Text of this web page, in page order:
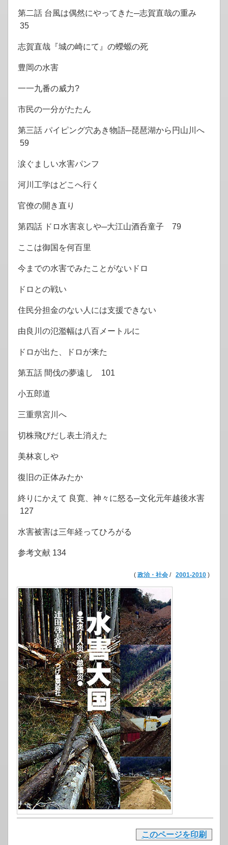
第二話 台風は偶然にやってきた─志賀直哉の重み
35
志賀直哉『城の崎にて』の蠑螈の死
豊岡の水害
一一九番の威力?
市民の一分がたたん
第三話 パイピング穴あき物語─琵琶湖から円山川へ
59
涙ぐましい水害パンフ
河川工学はどこへ行く
官僚の開き直り
第四話 ドロ水害哀しや─大江山酒呑童子 79
ここは御国を何百里
今までの水害でみたことがないドロ
ドロとの戦い
住民分担金のない人には支援できない
由良川の氾濫幅は八百メートルに
ドロが出た、ドロが来た
第五話 間伐の夢遠し 101
小五郎道
三重県宮川へ
切株飛びだし表土消えた
美林哀しや
復旧の正体みたか
終りにかえて 良寛、神々に怒る─文化元年越後水害
127
水害被害は三年経ってひろがる
参考文献 134
( 政治・社会 / 2001-2010 )
このページを印刷